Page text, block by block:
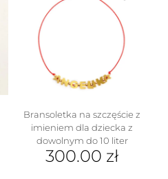
Bransoletka na szczęście z
imieniem dla dziecka z
dowolnym do 10 liter
300.00 zł